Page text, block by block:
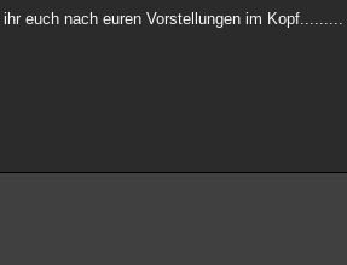
euch nach euren Vorstellungen im Kopf.........